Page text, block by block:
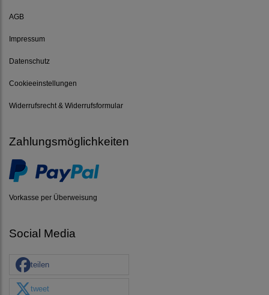
AGB
Impressum
Datenschutz
Cookieeinstellungen
Widerrufsrecht & Widerrufsformular
Zahlungsmöglichkeiten
Vorkasse per Überweisung
Social Media
teilen
tweet